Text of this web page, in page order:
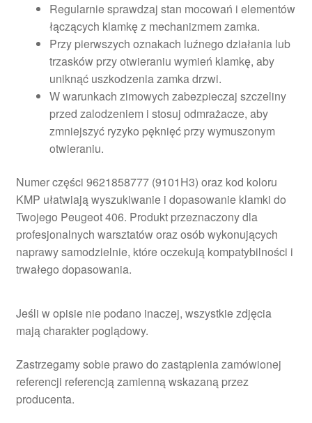
Regularnie sprawdzaj stan mocowań i elementów
łączących klamkę z mechanizmem zamka.
Przy pierwszych oznakach luźnego działania lub
trzasków przy otwieraniu wymień klamkę, aby
uniknąć uszkodzenia zamka drzwi.
W warunkach zimowych zabezpieczaj szczeliny
przed zalodzeniem i stosuj odmrażacze, aby
zmniejszyć ryzyko pęknięć przy wymuszonym
otwieraniu.
Numer części 9621858777 (9101H3) oraz kod koloru
KMP ułatwiają wyszukiwanie i dopasowanie klamki do
Twojego Peugeot 406. Produkt przeznaczony dla
profesjonalnych warsztatów oraz osób wykonujących
naprawy samodzielnie, które oczekują kompatybilności i
trwałego dopasowania.
Jeśli w opisie nie podano inaczej, wszystkie zdjęcia
mają charakter poglądowy.
Zastrzegamy sobie prawo do zastąpienia zamówionej
referencji referencją zamienną wskazaną przez
producenta.